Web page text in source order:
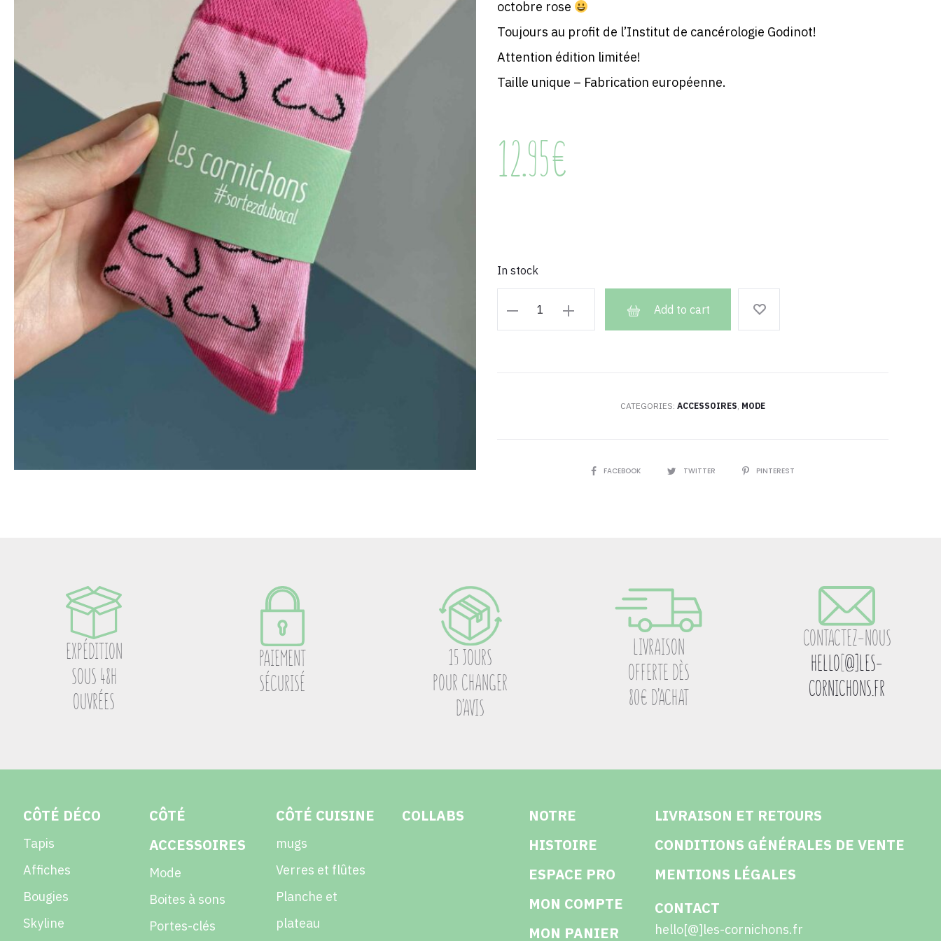
octobre rose
Toujours au profit de l’Institut de cancérologie Godinot!
Attention édition limitée!
Taille unique – Fabrication européenne.
12.95€
In stock
Chaussettes
Add to cart
CATEGORIES:ACCESSOIRES, MODE
PARTAGEZ
FACEBOOK TWITTER PINTEREST
EXPÉDITION
SOUS 48H
OUVRÉES
PAIEMENT
SÉCURISÉ
15 JOURS
POUR CHANGER
D’AVIS
LIVRAISON
OFFERTE DÈS
80€ D’ACHAT
CONTACTEZ-NOUS
HELLO[@]LES-
CORNICHONS.FR
CÔTÉ DÉCO
Tapis
Affiches
Bougies
Skyline
CÔTÉ
ACCESSOIRES
Mode
Boites à sons
Portes-clés
CÔTÉ CUISINE
mugs
Verres et flûtes
Planche et
plateau
COLLABS
NOTRE
HISTOIRE
ESPACE PRO
MON COMPTE
MON PANIER
LIVRAISON ET RETOURS
CONDITIONS GÉNÉRALES DE VENTE
MENTIONS LÉGALES
CONTACT
hello[@]les-cornichons.fr